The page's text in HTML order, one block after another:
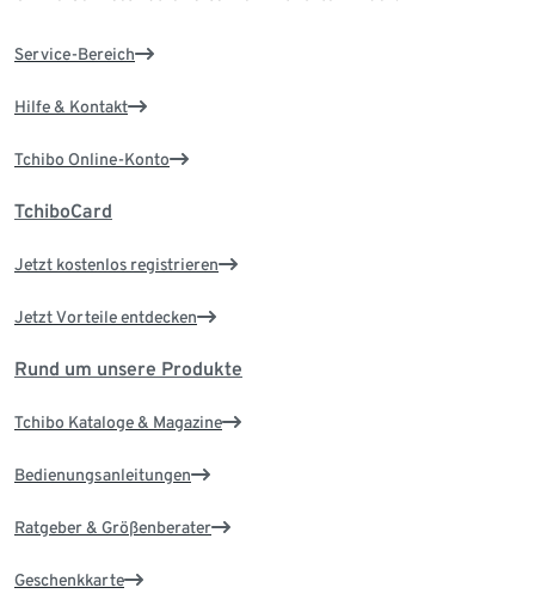
Service-Bereich
Hilfe & Kontakt
Tchibo Online-Konto
TchiboCard
Jetzt kostenlos registrieren
Jetzt Vorteile entdecken
Rund um unsere Produkte
Tchibo Kataloge & Magazine
Bedienungsanleitungen
Ratgeber & Größenberater
Geschenkkarte